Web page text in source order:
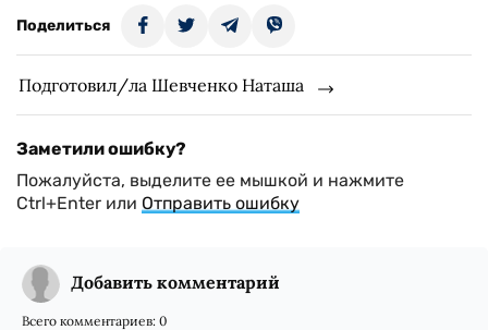
Поделиться
Подготовил/ла Шевченко Наташа
Заметили ошибку?
Пожалуйста, выделите ее мышкой и нажмите
Ctrl+Enter или Отправить ошибку
Добавить комментарий
Всего комментариев: 0